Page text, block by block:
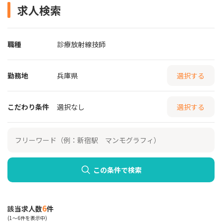
求人検索
職種 診療放射線技師
勤務地 兵庫県 選択する
こだわり条件 選択なし 選択する
この条件で検索
該当求人数6件
(1～6件を表示中)